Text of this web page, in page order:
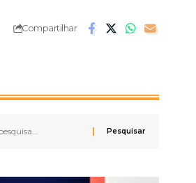
Compartilhar